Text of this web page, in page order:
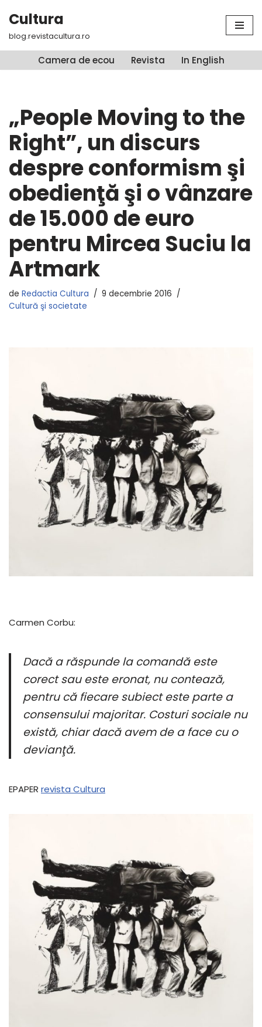
Sari
conținut
Cultura
blog.revistacultura.ro
Camera de ecou Revista In English
„People Moving to the
Right”, un discurs
despre conformism şi
obedienţă şi o vânzare
de 15.000 de euro
pentru Mircea Suciu la
Artmark
de Redactia Cultura
9 decembrie 2016
Cultură şi societate
Carmen Corbu:
Dacă a răspunde la comandă este
corect sau este eronat, nu contează,
pentru că fiecare subiect este parte a
consensului majoritar. Costuri sociale nu
există, chiar dacă avem de a face cu o
devianţă.
EPAPER revista Cultura